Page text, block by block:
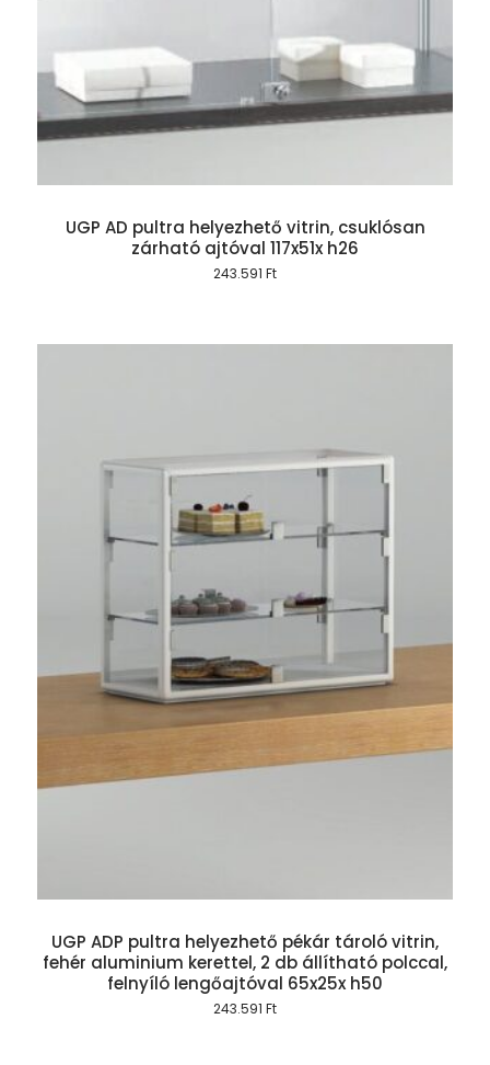
UGP AD pultra helyezhető vitrin, csuklósan
zárható ajtóval 117x51x h26
243.591 Ft
UGP ADP pultra helyezhető pékár tároló vitrin,
fehér aluminium kerettel, 2 db állítható polccal,
felnyíló lengőajtóval 65x25x h50
243.591 Ft